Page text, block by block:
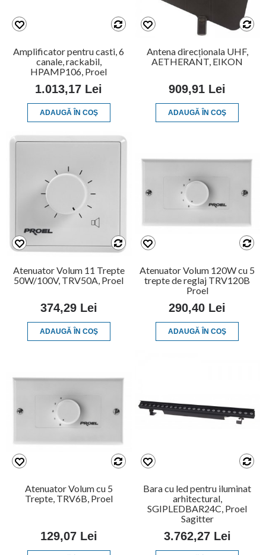
Amplificator pentru casti, 6
canale, rackabil,
HPAMP106, Proel
1.013,17 Lei
ADAUGĂ ÎN COŞ
Antena direcționala UHF,
AETHERANT, EIKON
909,91 Lei
ADAUGĂ ÎN COŞ
Atenuator Volum 11 Trepte
50W/100V, TRV50A, Proel
374,29 Lei
ADAUGĂ ÎN COŞ
Atenuator Volum 120W cu 5
trepte de reglaj TRV120B
Proel
290,40 Lei
ADAUGĂ ÎN COŞ
Atenuator Volum cu 5
Trepte, TRV6B, Proel
129,07 Lei
Bara cu led pentru iluminat
arhitectural,
SGIPLEDBAR24C, Proel
Sagitter
3.762,27 Lei